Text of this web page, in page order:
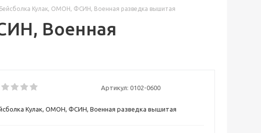
Бейсболка Кулак, ОМОН, ФСИН, Военная разведка вышитая
Военная
Артикул: 0102-0600
Кулак, ОМОН, ФСИН, Военная разведка вышитая